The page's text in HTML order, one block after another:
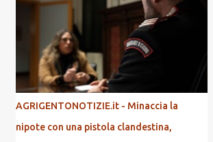
AGRIGENTONOTIZIE.it - Minaccia la
nipote con una pistola clandestina,